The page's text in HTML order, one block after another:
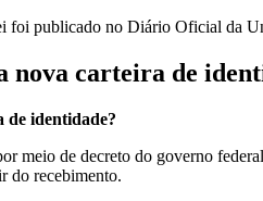
foi publicado no Diário Oficial da
nova carteira de
de identidade?
meio de decreto do governo
do recebimento.